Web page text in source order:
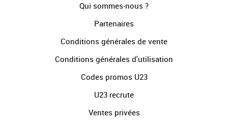
Qui sommes-nous ?
Partenaires
Conditions générales de vente
Conditions générales d'utilisation
Codes promos U23
U23 recrute
Ventes privées